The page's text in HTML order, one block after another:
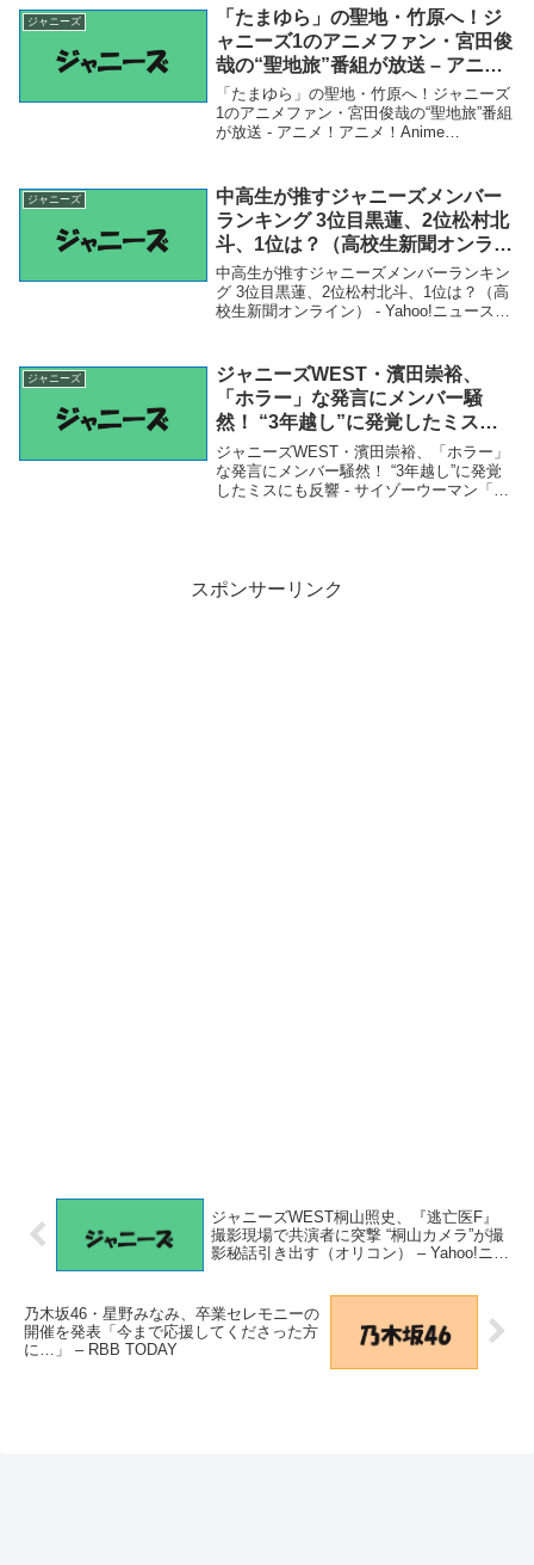
んなかった」 1カ月レッスン行...
ジャニーズ
「たまゆら」の聖地・竹原へ！ジ
ャニーズ1のアニメファン・宮田俊
哉の“聖地旅”番組が放送 – アニ
メ！アニメ！Anime Anime
「たまゆら」の聖地・竹原へ！ジャニーズ
1のアニメファン・宮田俊哉の“聖地旅”番組
が放送 - アニメ！アニメ！Anime
メファン・宮田俊哉の“聖地旅”番組が放送
...
ジャニーズ
中高生が推すジャニーズメンバー
ランキング 3位目黒蓮、2位松村北
斗、1位は？（高校生新聞オンライ
ン） – Yahoo!ニュース – Yahoo!
ニュース
中高生が推すジャニーズメンバーランキン
グ 3位目黒蓮、2位松村北斗、1位は？（高
校生新聞オンライン） - Yahoo!ニュース -
3位目黒蓮、2位松村北斗...
ジャニーズ
ジャニーズWEST・濱田崇裕、
「ホラー」な発言にメンバー騒
然！ “3年越し”に発覚したミスに
も反響 – サイゾーウーマン
ジャニーズWEST・濱田崇裕、「ホラー」
な発言にメンバー騒然！ “3年越し”に発覚
したミスにも反響 - サイゾーウーマン「ジ
スポンサーリンク
ジャニーズWEST桐山照史、『逃亡医F』
撮影現場で共演者に突撃 “桐山カメラ”が撮
影秘話引き出す（オリコン） – Yahoo!ニュ
乃木坂46・星野みなみ、卒業セレモニーの
開催を発表「今まで応援してくださった方
に…」 – RBB TODAY